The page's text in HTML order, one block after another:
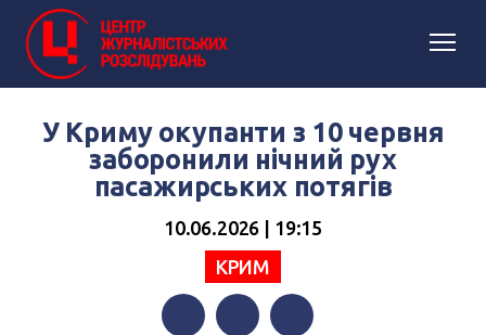
У Криму окупанти з 10 червня
заборонили нічний рух
пасажирських потягів
10.06.2026 | 19:15
КРИМ